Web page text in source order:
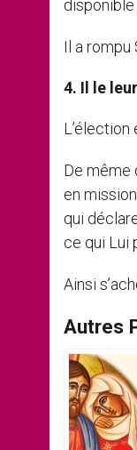
disponible
Il a rompu
4. Il le
De même
en
qui
ce qui Lui
Ainsi
Autres